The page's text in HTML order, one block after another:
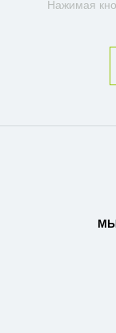
Нажимая